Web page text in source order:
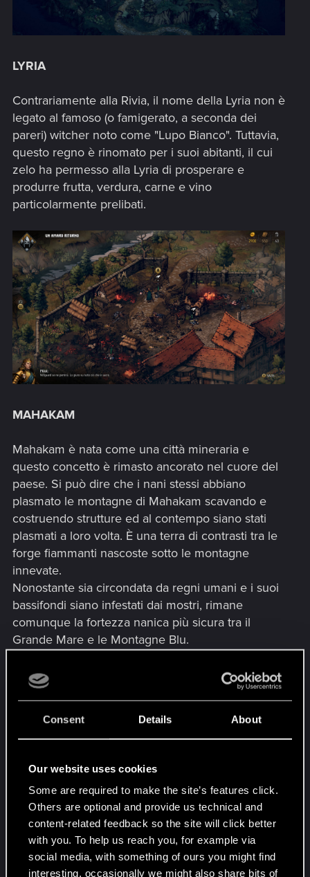
Consent Details About
Our website uses cookies
Some are required to make the site’s features click.
Others are optional and provide us technical and
content-related feedback so the site will click better
with you. To help us reach you, for example via
social media, with something of ours you might find
interesting, occasionally we might also share bits of
LYRIA
Contrariamente alla Rivia, il nome della Lyria non è
legato al famoso (o famigerato, a seconda dei
pareri) witcher noto come "Lupo Bianco". Tuttavia,
questo regno è rinomato per i suoi abitanti, il cui
zelo ha permesso alla Lyria di prosperare e
produrre frutta, verdura, carne e vino
particolarmente prelibati.
MAHAKAM
Mahakam è nata come una città mineraria e
questo concetto è rimasto ancorato nel cuore del
paese. Si può dire che i nani stessi abbiano
plasmato le montagne di Mahakam scavando e
costruendo strutture ed al contempo siano stati
plasmati a loro volta. È una terra di contrasti tra le
forge fiammanti nascoste sotto le montagne
innevate.
Nonostante sia circondata da regni umani e i suoi
bassifondi siano infestati dai mostri, rimane
comunque la fortezza nanica più sicura tra il
Grande Mare e le Montagne Blu.
AEDIRN